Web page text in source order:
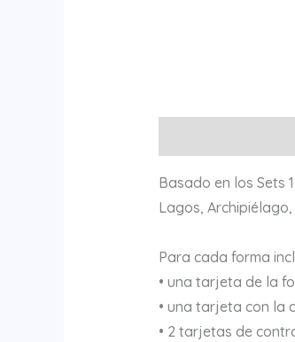
Basado en los Sets
Lagos,
Para cada forma
• una tarjeta de la
• una tarjeta con la
• 2 tarjetas de